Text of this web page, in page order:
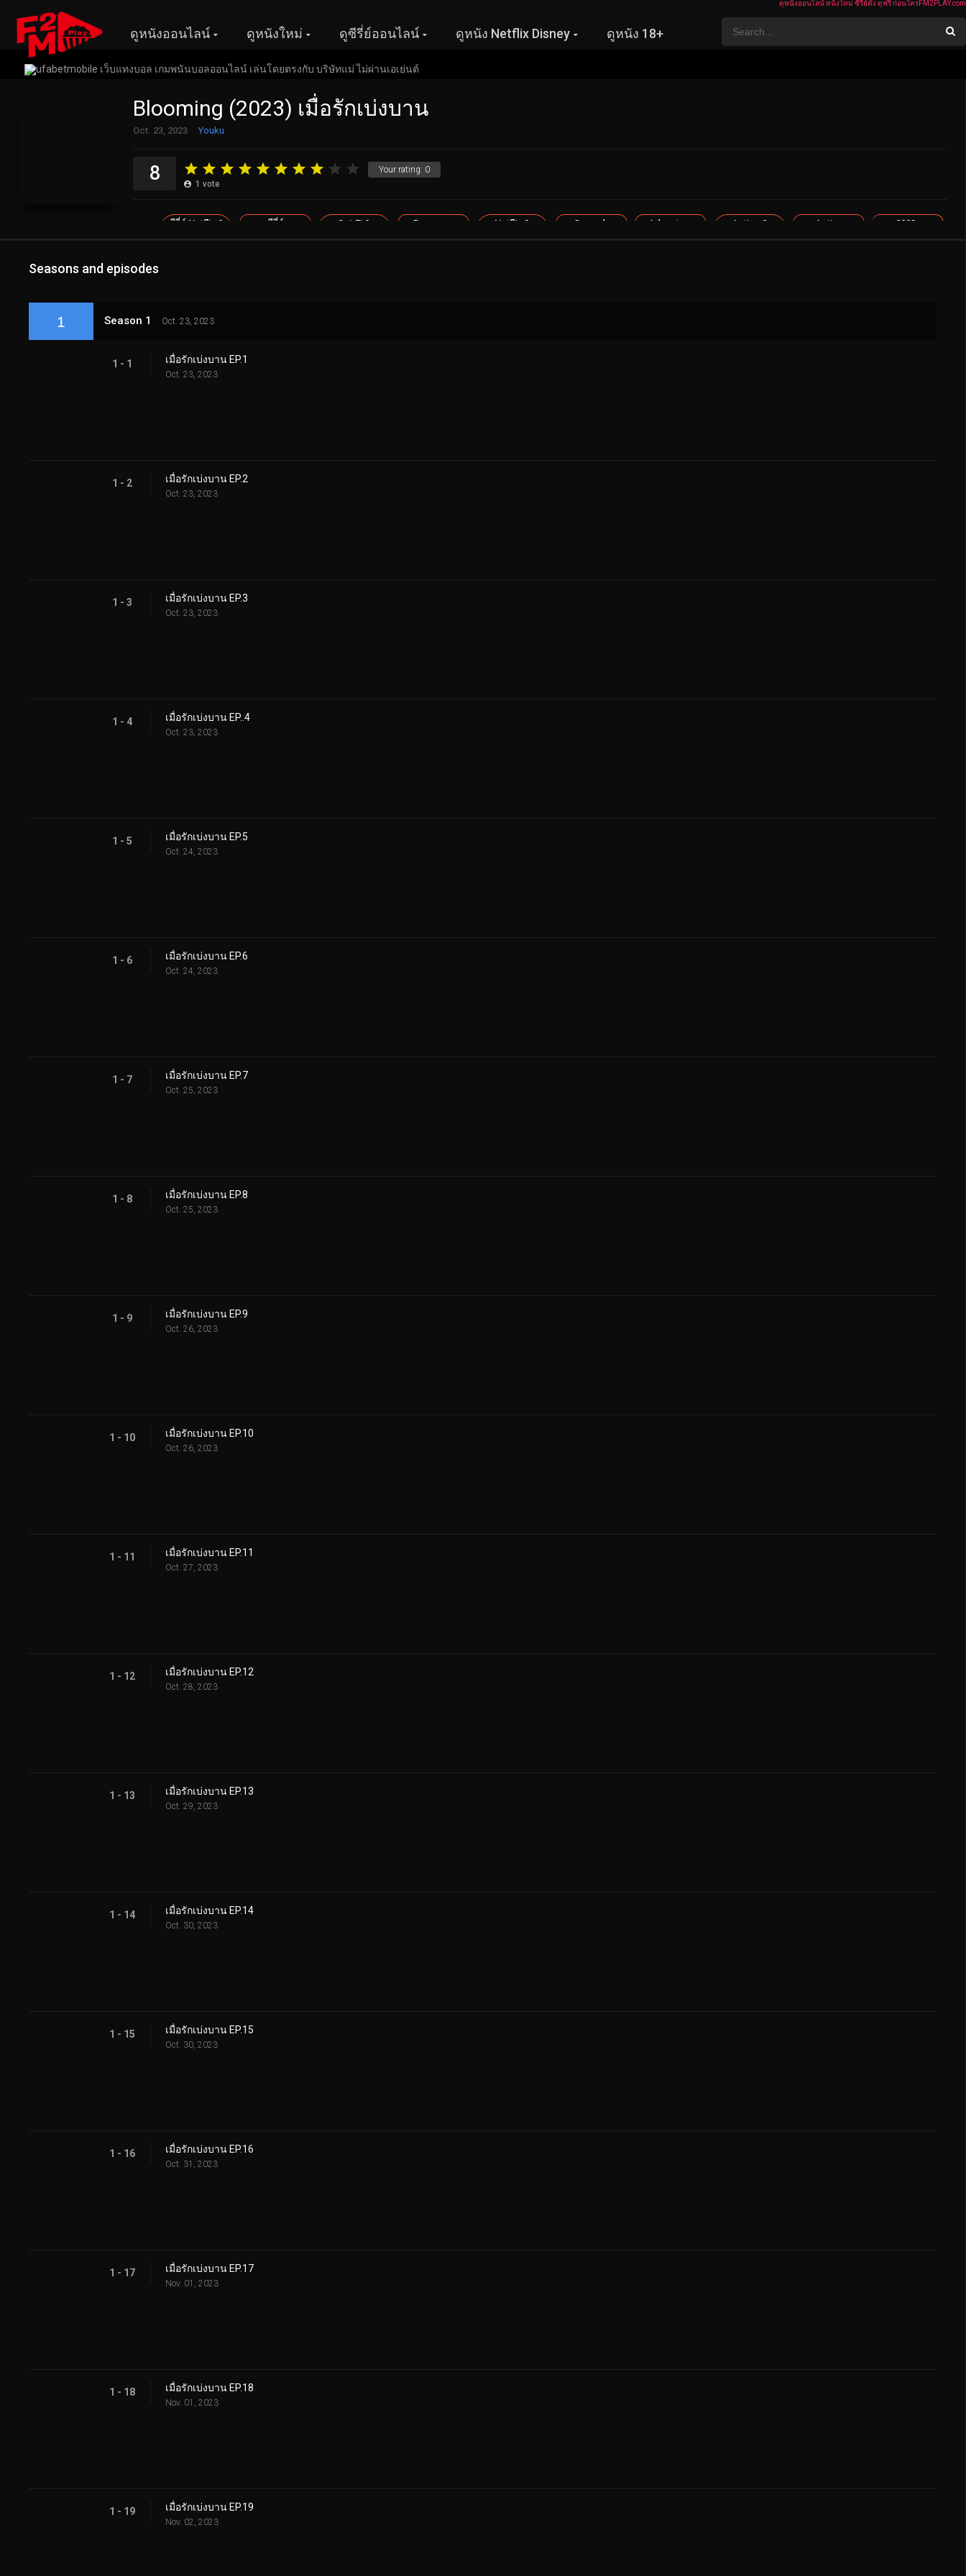
ดูหนังออนไลน์ หนังใหม่ ซีรี่ย์ดัง ดูฟรี ก่อนใครFM2PLAY.com
ดูหนังออนไลน์ ดูหนังใหม่ ดูซีรี่ย์ออนไลน์ ดูหนัง Netflix Disney ดูหนัง 18+
Blooming (2023) เมื่อรักเบ่งบาน
Oct. 23, 2023 Youku
Your rating: 0
8 1 vote
2023
Action
Action &
Adventure
Comedy
Netflix &
Romance
Sci-Fi &
ซีรี่ย์
ซีรี่ย์ Netflix &
Seasons and episodes
1 Season 1 Oct. 23, 2023
1 - 1 เมื่อรักเบ่งบาน EP.1
Oct. 23, 2023
1 - 2 เมื่อรักเบ่งบาน EP.2
Oct. 23, 2023
1 - 3 เมื่อรักเบ่งบาน EP.3
Oct. 23, 2023
1 - 4 เมื่อรักเบ่งบาน EP..4
Oct. 23, 2023
1 - 5 เมื่อรักเบ่งบาน EP.5
Oct. 24, 2023
1 - 6 เมื่อรักเบ่งบาน EP.6
Oct. 24, 2023
1 - 7 เมื่อรักเบ่งบาน EP.7
Oct. 25, 2023
1 - 8 เมื่อรักเบ่งบาน EP.8
Oct. 25, 2023
1 - 9 เมื่อรักเบ่งบาน EP.9
Oct. 26, 2023
1 - 10 เมื่อรักเบ่งบาน EP.10
Oct. 26, 2023
1 - 11 เมื่อรักเบ่งบาน EP.11
Oct. 27, 2023
1 - 12 เมื่อรักเบ่งบาน EP.12
Oct. 28, 2023
1 - 13 เมื่อรักเบ่งบาน EP.13
Oct. 29, 2023
1 - 14 เมื่อรักเบ่งบาน EP.14
Oct. 30, 2023
1 - 15 เมื่อรักเบ่งบาน EP.15
Oct. 30, 2023
1 - 16 เมื่อรักเบ่งบาน EP.16
Oct. 31, 2023
1 - 17 เมื่อรักเบ่งบาน EP.17
Nov. 01, 2023
1 - 18 เมื่อรักเบ่งบาน EP.18
Nov. 01, 2023
1 - 19 เมื่อรักเบ่งบาน EP.19
Nov. 02, 2023